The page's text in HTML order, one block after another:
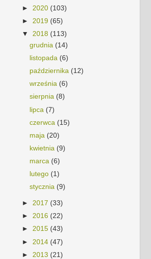
► 2020 (103)
► 2019 (65)
▼ 2018 (113)
grudnia (14)
listopada (6)
października (12)
września (6)
sierpnia (8)
lipca (7)
czerwca (15)
maja (20)
kwietnia (9)
marca (6)
lutego (1)
stycznia (9)
► 2017 (33)
► 2016 (22)
► 2015 (43)
► 2014 (47)
► 2013 (21)